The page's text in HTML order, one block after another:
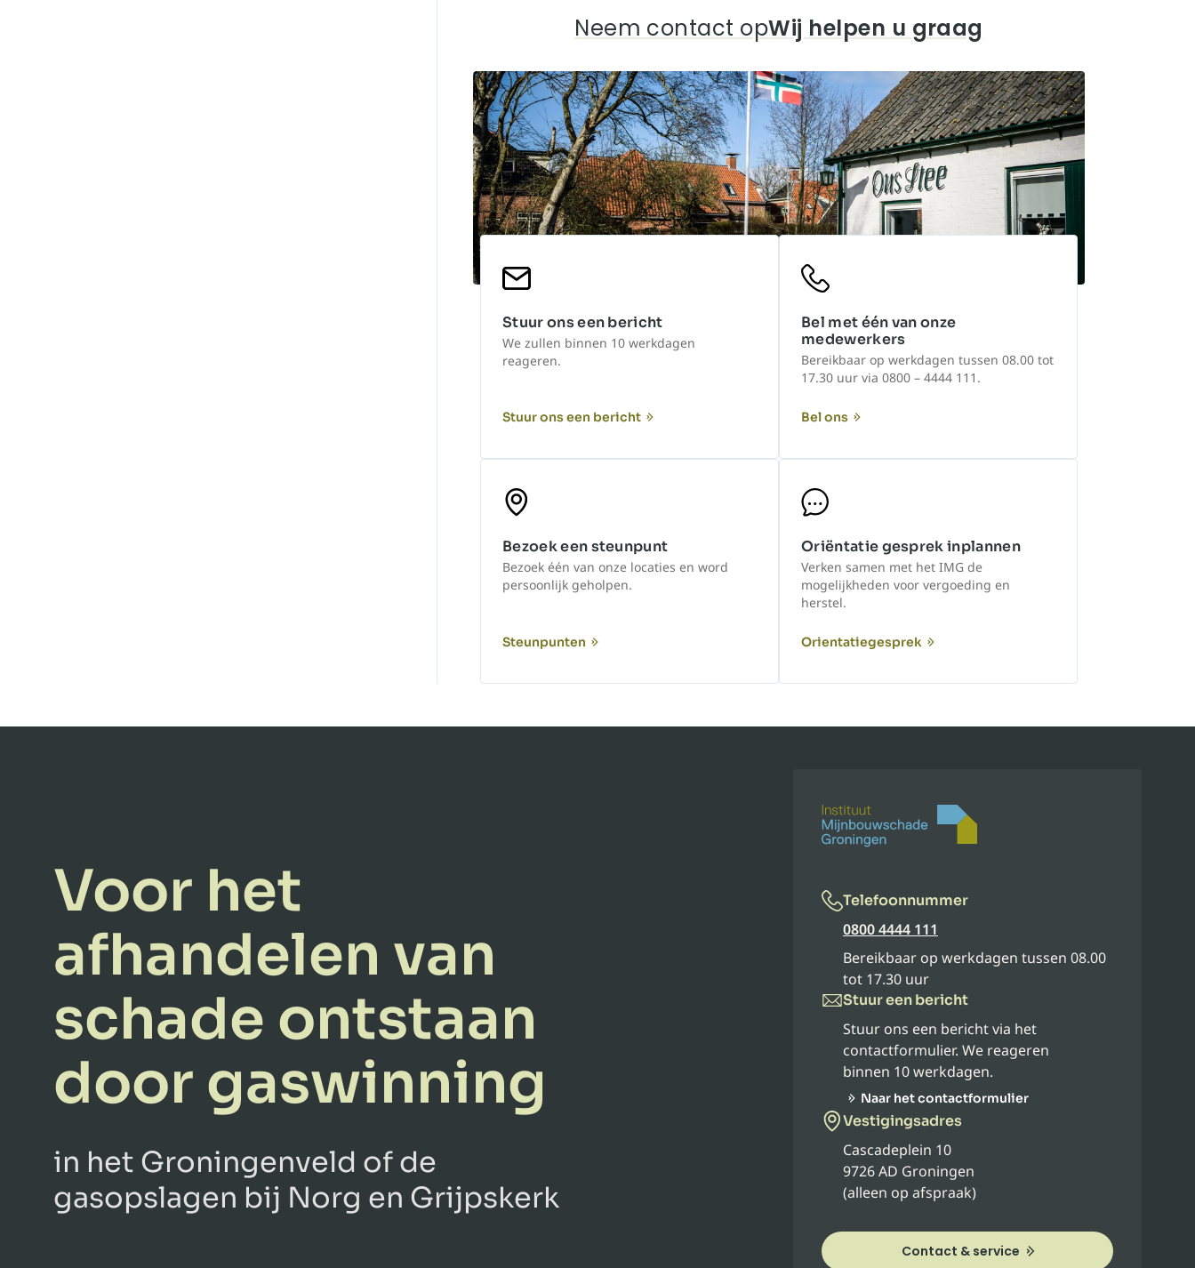
Neem contact opWij helpen u graag
Stuur ons een bericht
We zullen binnen 10 werkdagen
reageren.
Stuur ons een bericht
Bel met één van onze
medewerkers
Bereikbaar op werkdagen tussen 08.00 tot
17.30 uur via 0800 – 4444 111.
Bel ons
Bezoek een steunpunt
Bezoek één van onze locaties en word
persoonlijk geholpen.
Steunpunten
Oriëntatie gesprek inplannen
Verken samen met het IMG de
mogelijkheden voor vergoeding en
herstel.
Orientatiegesprek
Voor het
afhandelen van
schade ontstaan
door gaswinning
in het Groningenveld of de
gasopslagen bij Norg en Grijpskerk
Telefoonnummer
0800 4444 111
Bereikbaar op werkdagen tussen 08.00
tot 17.30 uur
Stuur een bericht
Stuur ons een bericht via het
contactformulier. We reageren
binnen 10 werkdagen.
Naar het contactformulier
Vestigingsadres
Cascadeplein 10
9726 AD Groningen
(alleen op afspraak)
Contact & service